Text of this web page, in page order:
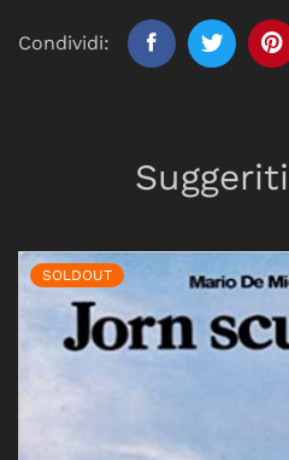
Condividi:
SOLDOUT